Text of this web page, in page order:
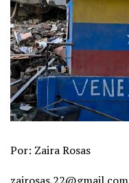
Por: Zaira Rosas